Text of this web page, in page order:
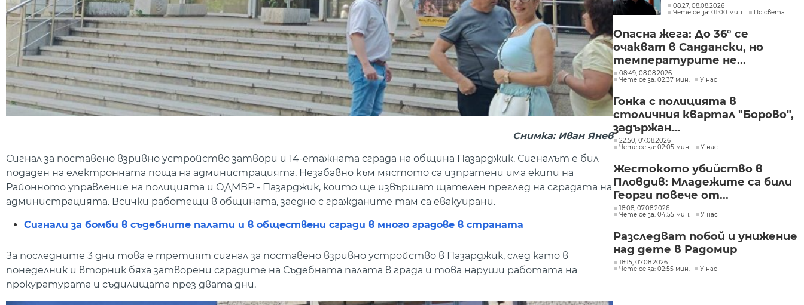
Снимка: Иван Янев
Сигнал за поставено взривно устройство затвори и 14-етажната сграда на община Пазарджик. Сигналът е бил
подаден на електронната поща на администрацията. Незабавно към мястото са изпратени има екипи на
Районното управление на полицията и ОДМВР - Пазарджик, които ще извършат щателен преглед на сградата на
администрацията. Всички работещи в общината, заедно с гражданите там са евакуирани.
Сигнали за бомби в съдебните палати и в обществени сгради в много градове в страната
За последните 3 дни това е третият сигнал за поставено взривно устройство в Пазарджик, след като в
понеделник и вторник бяха затворени сградите на Съдебната палата в града и това наруши работата на
прокуратурата и съдилищата през двата дни.
08:27, 08.08.2026
Чете се за: 01:00 мин.
По света
Опасна жега: До 36° се
очакват в Сандански, но
температурите не...
08:49, 08.08.2026
Чете се за: 02:37 мин.
У нас
Гонка с полицията в
столичния квартал "Борово",
задържан...
22:50, 07.08.2026
Чете се за: 02:05 мин.
У нас
Жестокото убийство в
Пловдив: Младежите са били
Георги повече от...
18:08, 07.08.2026
Чете се за: 04:55 мин.
У нас
Разследват побой и унижение
над дете в Радомир
18:15, 07.08.2026
Чете се за: 02:55 мин.
У нас